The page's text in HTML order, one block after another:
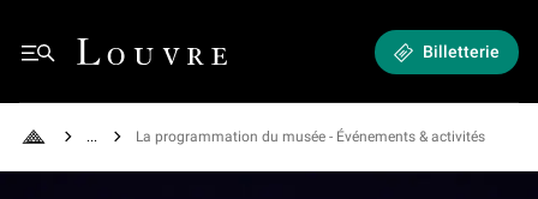
Louvre - Retour à l'accueil
Billetterie
Retour à l'accueil
See all breadcrumbs
La programmation du musée - Événements & activités